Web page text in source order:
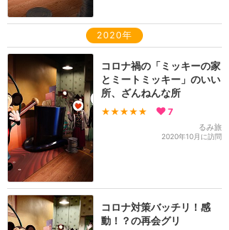
2020年
コロナ禍の「ミッキーの家
とミートミッキー」のいい
所、ざんねんな所
★★★★★ 7
るみ旅
2020年10月に訪問
コロナ対策バッチリ！感
動！？の再会グリ